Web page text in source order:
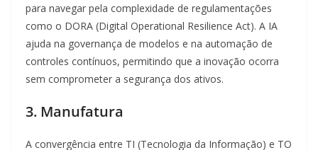
para navegar pela complexidade de regulamentações
como o DORA (Digital Operational Resilience Act). A IA
ajuda na governança de modelos e na automação de
controles contínuos, permitindo que a inovação ocorra
sem comprometer a segurança dos ativos.
3. Manufatura
A convergência entre TI (Tecnologia da Informação) e TO